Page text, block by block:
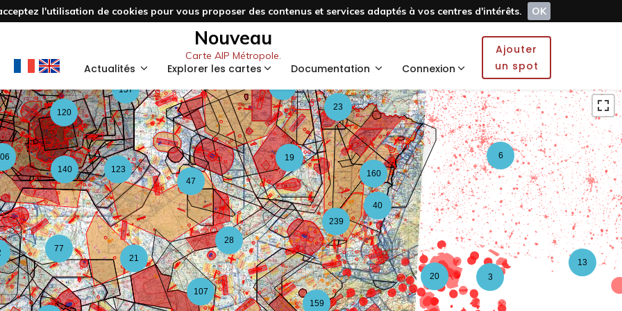
l'utilisation de cookies pour vous proposer des contenus et services adaptés à vos centres d'intérêts.
OK
Nouveau
Carte AIP Métropole.
Actualités Explorer les cartes Documentation Connexion
Ajouter
un spot
59
159
107
77
123
157
47
28
3
13
19 6
40
23
160
3
21
140
120
20
239